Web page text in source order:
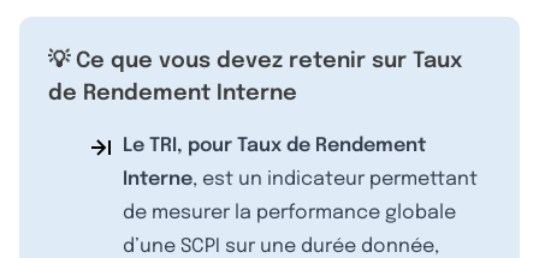
💡 Ce que vous devez retenir sur Taux
de Rendement Interne
Le TRI, pour Taux de Rendement
Interne, est un indicateur permettant
de mesurer la performance globale
d’une SCPI sur une durée donnée,